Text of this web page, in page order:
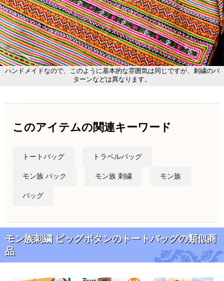
ハンドメイドなので、このように基本的な雰囲気は同じですが、刺繍のパ
ターンなどは異なります。
このアイテムの関連キーワード
トートバッグ トラベルバッグ
モン族 バック モン族 刺繍 モン族
バッグ
モン族刺繍 ビッグボタンのトートバッグの類似商
品